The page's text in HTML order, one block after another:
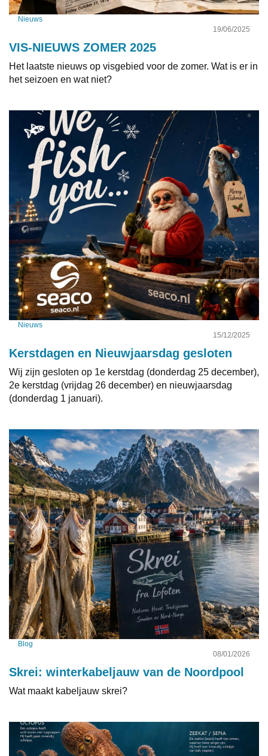
Nieuws
19/06/2025
VIS-NIEUWS ZOMER 2025
Het laatste nieuws op visgebied voor de zomer. Wat is er in
het seizoen en wat niet?
Nieuws
15/12/2025
Kerstdagen en Nieuwjaarsdag gesloten
Wij zijn gesloten op 1e kerstdag (donderdag 25 december),
2e kerstdag (vrijdag 26 december) en nieuwjaarsdag
(donderdag 1 januari).
Blog
08/01/2026
Skrei: winterkabeljauw van de Noordpool
Wat maakt kabeljauw skrei?